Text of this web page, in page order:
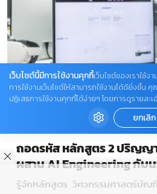
ถอดรหัส หลักสูตร 2 ปริญญา
ผสาน AI Engineering กับ
คอมพิวเตอร์แห่งแรกในไทย
รู้จักหลักสูตร วิศวกรรมศาสตร์บัณ
เว็บไซต์นี้มีการใช้งานคุกกี้เว็บไซต์ของเราใช้
การใช้งานเว็บไซต์ให้สามารถใช้งานได้ดียิ่งขึ้น
ปฏิเสธการใช้งานคุกกี้ได้ง่ายๆ โดยการดูรายละ
ยกเลิก